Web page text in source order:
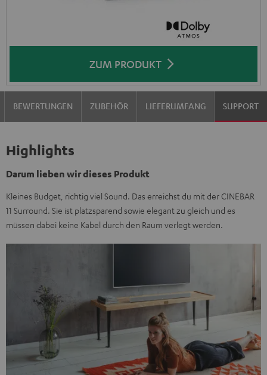
ZUM PRODUKT
BEWERTUNGEN ZUBEHÖR LIEFERUMFANG SUPPORT
Highlights
Darum lieben wir dieses Produkt
Kleines Budget, richtig viel Sound. Das erreichst du mit der CINEBAR
11 Surround. Sie ist platzsparend sowie elegant zu gleich und es
müssen dabei keine Kabel durch den Raum verlegt werden.